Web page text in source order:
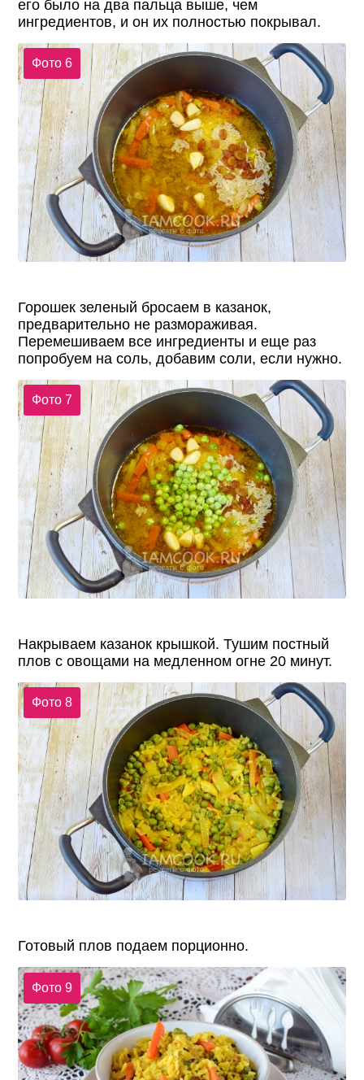
его было на два пальца выше, чем
ингредиентов, и он их полностью покрывал.
Фото 6
Горошек зеленый бросаем в казанок,
предварительно не размораживая.
Перемешиваем все ингредиенты и еще раз
попробуем на соль, добавим соли, если нужно.
Фото 7
Накрываем казанок крышкой. Тушим постный
плов с овощами на медленном огне 20 минут.
Фото 8
Готовый плов подаем порционно.
Фото 9